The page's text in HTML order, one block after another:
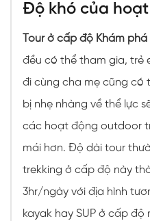
Độ khó của
Tour ở cấp độ Khám phá
đều có thể tham gia, trẻ
đi cùng cha mẹ cũng có
bị nhẹ nhàng về thể lực
các hoạt động outdoor
mái hơn. Độ dài tour
trekking ở cấp độ này
3hr/ngày với địa hình
kayak hay SUP ở cấp